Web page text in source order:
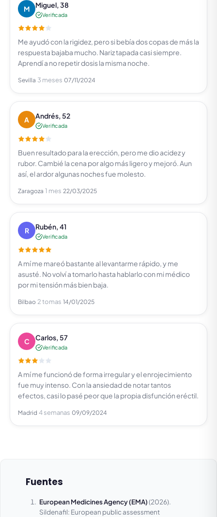
M Miguel, 38
Verificada
Me ayudó con la rigidez, pero si bebía dos copas de más la
respuesta bajaba mucho. Nariz tapada casi siempre.
Aprendí a no repetir dosis la misma noche.
Sevilla 3 meses 07/11/2024
A Andrés, 52
Verificada
Buen resultado para la erección, pero me dio acidez y
rubor. Cambié la cena por algo más ligero y mejoró. Aun
así, el ardor algunas noches fue molesto.
Zaragoza 1 mes 22/03/2025
R Rubén, 41
Verificada
A mí me mareó bastante al levantarme rápido, y me
asusté. No volví a tomarlo hasta hablarlo con mi médico
por mi tensión más bien baja.
Bilbao 2 tomas 14/01/2025
C Carlos, 57
Verificada
A mí me funcionó de forma irregular y el enrojecimiento
fue muy intenso. Con la ansiedad de notar tantos
efectos, casi lo pasé peor que la propia disfunción eréctil.
Madrid 4 semanas 09/09/2024
Fuentes
European Medicines Agency (EMA)(2026).
Sildenafil: European public assessment